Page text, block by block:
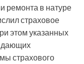
ремонта в натуре
страховое
этом указанных
дающих
страхового